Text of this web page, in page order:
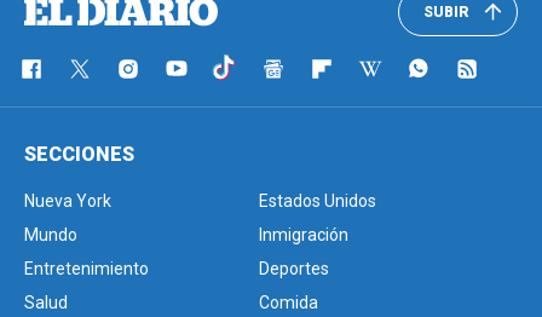
SUBIR
SECCIONES
Nueva York
Estados Unidos
Mundo
Inmigración
Entretenimiento
Deportes
Salud
Comida